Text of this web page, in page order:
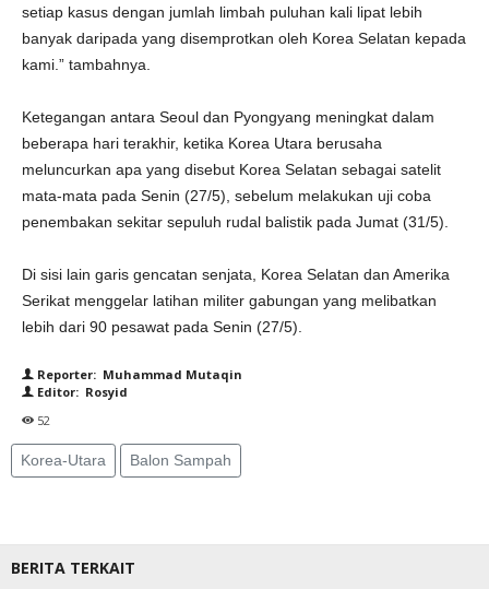
setiap kasus dengan jumlah limbah puluhan kali lipat lebih
banyak daripada yang disemprotkan oleh Korea Selatan kepada
kami.” tambahnya.
Ketegangan antara Seoul dan Pyongyang meningkat dalam
beberapa hari terakhir, ketika Korea Utara berusaha
meluncurkan apa yang disebut Korea Selatan sebagai satelit
mata-mata pada Senin (27/5), sebelum melakukan uji coba
penembakan sekitar sepuluh rudal balistik pada Jumat (31/5).
Di sisi lain garis gencatan senjata, Korea Selatan dan Amerika
Serikat menggelar latihan militer gabungan yang melibatkan
lebih dari 90 pesawat pada Senin (27/5).
Reporter: Muhammad Mutaqin
Editor: Rosyid
52
Korea-Utara Balon Sampah
BERITA TERKAIT